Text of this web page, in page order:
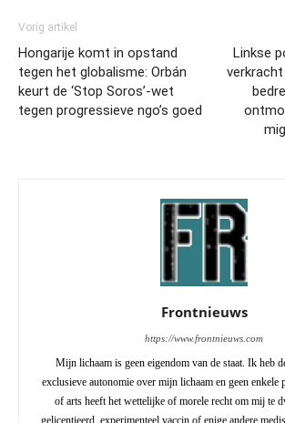
Vorig artikel
Hongarije komt in opstand
tegen het globalisme: Orbán
keurt de ‘Stop Soros’-wet
tegen progressieve ngo’s goed
Linkse
Frontnieuws
https://www.frontnieuws.com
Mijn lichaam is geen eigendom van de staat. Ik heb
exclusieve autonomie over mijn lichaam en geen enkele
of arts heeft het wettelijke of morele recht om mij te
gelicentieerd, experimenteel vaccin of enige andere